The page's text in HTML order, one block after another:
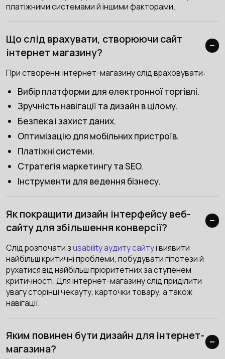
платіжними системами й іншими факторами.
Що слід врахувати, створюючи сайт
інтернет магазину?
При створенні інтернет-магазину слід враховувати:
Вибір платформи для електронної торгівлі.
Зручність навігації та дизайн в цілому.
Безпека і захист даних.
Оптимізацію для мобільних пристроїв.
Платіжні системи.
Стратегія маркетингу та SEO.
Інструменти для ведення бізнесу.
Як покращити дизайн інтерфейсу веб-
сайту для збільшення конверсії?
Слід розпочати зusability аудиту сайтуі виявити
найбільш критичні проблеми, побудувати гіпотези й
рухатися від найбільш пріоритетних за ступенем
критичності. Для інтернет-магазину слід приділити
увагу сторінці чекауту, карточки товару, а також
навігації.
Яким повинен бути дизайн для інтернет-
магазина?